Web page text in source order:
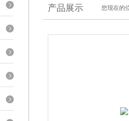
产品展示 您现在的